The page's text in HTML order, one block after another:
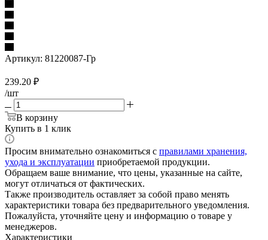
Артикул: 81220087-Гр
239.20 ₽
/шт
В корзину
Купить в 1 клик
Просим внимательно ознакомиться с правилами хранения,
ухода и эксплуатации приобретаемой продукции.
Обращаем ваше внимание, что цены, указанные на сайте,
могут отличаться от фактических.
Также производитель оставляет за собой право менять
характеристики товара без предварительного уведомления.
Пожалуйста, уточняйте цену и информацию о товаре у
менеджеров.
Характеристики